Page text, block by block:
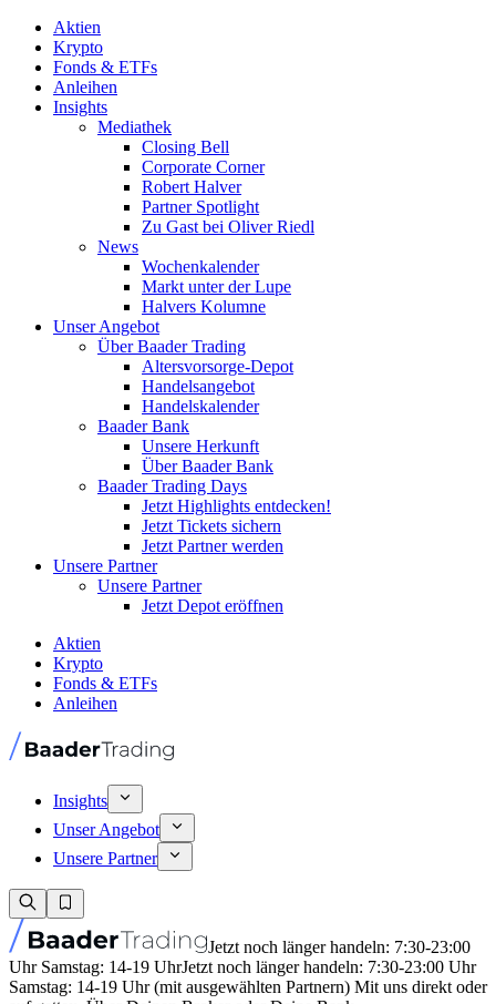
Aktien
Krypto
Fonds & ETFs
Anleihen
Insights
Mediathek
Closing Bell
Corporate Corner
Robert Halver
Partner Spotlight
Zu Gast bei Oliver Riedl
News
Wochenkalender
Markt unter der Lupe
Halvers Kolumne
Unser Angebot
Über Baader Trading
Altersvorsorge-Depot
Handelsangebot
Handelskalender
Baader Bank
Unsere Herkunft
Über Baader Bank
Baader Trading Days
Jetzt Highlights entdecken!
Jetzt Tickets sichern
Jetzt Partner werden
Unsere Partner
Unsere Partner
Jetzt Depot eröffnen
Aktien
Krypto
Fonds & ETFs
Anleihen
Insights
Unser Angebot
Unsere Partner
Jetzt noch länger handeln: 7:30-23:00
Uhr Samstag: 14-19 UhrJetzt noch länger handeln: 7:30-23:00 Uhr
Samstag: 14-19 Uhr (mit ausgewählten Partnern) Mit uns direkt oder